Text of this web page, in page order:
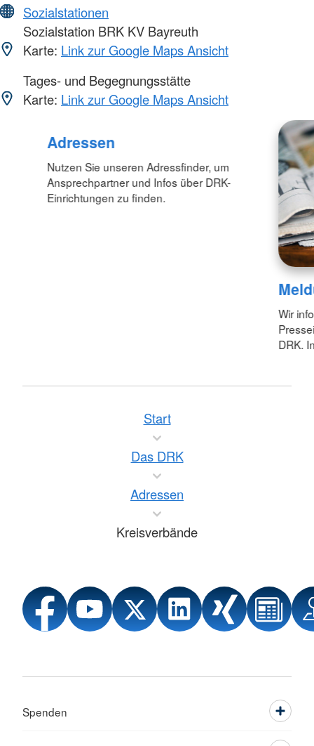
Sozialstationen
Sozialstation BRK KV Bayreuth
Karte: Link zur Google Maps Ansicht
Tages- und Begegnungsstätte
Karte: Link zur Google Maps Ansicht
Adressen
Nutzen Sie unseren Adressfinder, um
Ansprechpartner und Infos über DRK-
Einrichtungen zu finden.
Wir
DRK.
Start
Das DRK
Adressen
Kreisverbände
Spenden